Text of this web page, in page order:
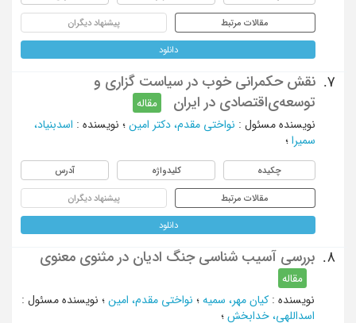
مقالات مرتبط پیشنهاد دیگران
دانلود
7.
نقش حکمرانی خوب در سیاست گزاری و
توسعه‌ی‌اقتصادی در ایران
مقاله
نویسنده مسئول : نواختی مقدم، دکتر امین ؛ نویسنده : اسدبنیاد،
سمیرا ؛
چکیده کلیدواژه آدرس
مقالات مرتبط پیشنهاد دیگران
دانلود
8. بررسی آسیب شناسی جنگ ادیان در مثنوی معنوی
مقاله
نویسنده : کیان مهر، سمیه ؛ نواختی مقدم، امین ؛ نویسنده مسئول :
اسداللهی، خدابخش ؛